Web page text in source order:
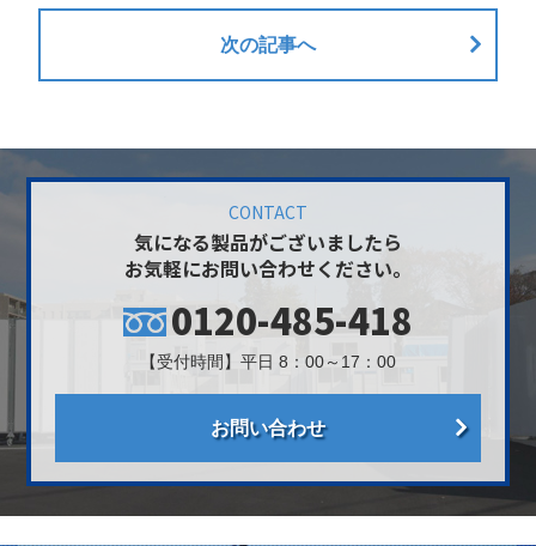
次の記事へ
CONTACT
気になる製品がございましたら
お気軽にお問い合わせください。
0120-485-418
【受付時間】平日 8：00～17：00
お問い合わせ